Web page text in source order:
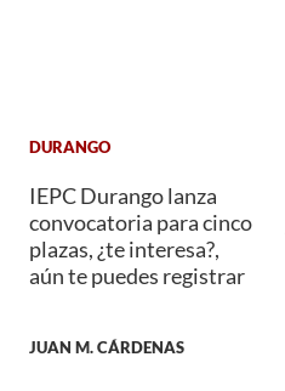
DURANGO
IEPC Durango lanza
convocatoria para cinco
plazas, ¿te interesa?,
aún te puedes registrar
JUAN M. CÁRDENAS